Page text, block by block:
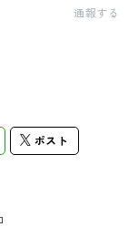
通報する
ポスト